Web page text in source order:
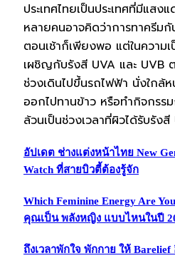
ประเทศไทยเป็นประเทศที่มีแส
หลายคนอาจคิดว่าการทาครีม
ตอนเช้าก็เพียงพอ แต่ในความ
เผชิญกับรังสี UVA และ UVB
ช่วงเดินไปขึ้นรถไฟฟ้า นั่งใกล้
ออกไปทานข้าว หรือทำกิจกรร
ล้วนเป็นช่วงเวลาที่ผิวได้รับรังสี
อัปเดต ช่างแต่งหน้าไทย New
Watch ที่สายบิวตี้ต้องรู้จัก
Which Feminine Energy Are
คุณเป็น พลังหญิง แบบไหนในปี
ถึงเวลาพักใจ พักกาย ให้